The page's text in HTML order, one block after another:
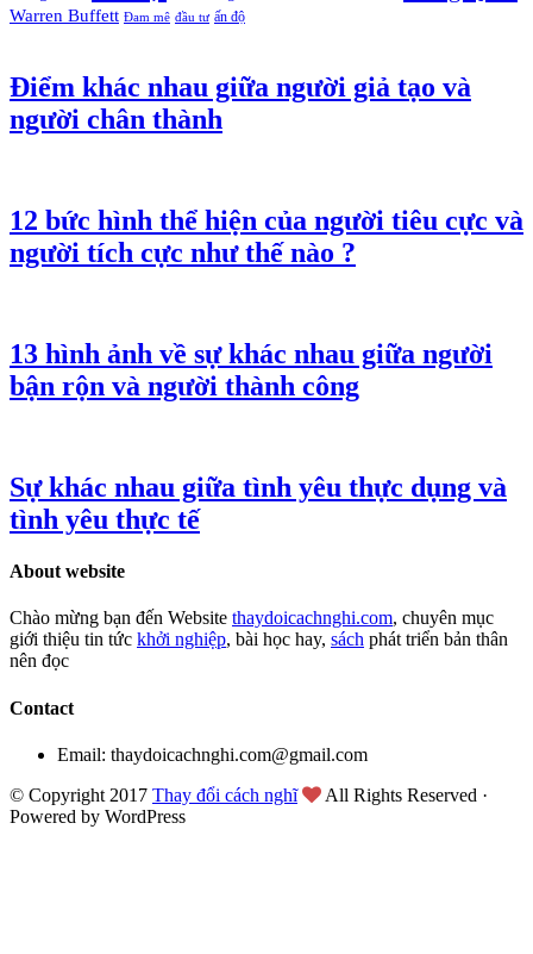
Warren Buffett Đam mê đầu tư ấn độ
Điểm khác nhau giữa người giả tạo và
người chân thành
12 bức hình thể hiện của người tiêu cực và
người tích cực như thế nào ?
13 hình ảnh về sự khác nhau giữa người
bận rộn và người thành công
Sự khác nhau giữa tình yêu thực dụng và
tình yêu thực tế
About website
Chào mừng bạn đến Website thaydoicachnghi.com, chuyên mục
giới thiệu tin tức khởi nghiệp, bài học hay, sách phát triển bản thân
nên đọc
Contact
Email: thaydoicachnghi.com@gmail.com
© Copyright 2017 Thay đổi cách nghĩ
All Rights Reserved ·
Powered by WordPress